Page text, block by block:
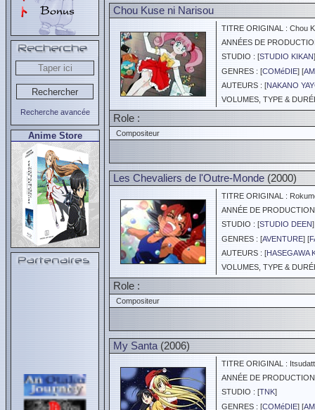
Recherche avancée
Anime Store
Chou Kuse ni Narisou
TITRE ORIGINAL : Chou
ANNÉES DE
STUDIO : [STUDIO KIKAN]
GENRES : [COMéDIE] [
AUTEURS : [NAKANO
VOLUMES, TYPE &
Role :
Compositeur
Les Chevaliers de l'Outre-Monde (2000)
TITRE ORIGINAL :
ANNÉE DE
STUDIO : [STUDIO DEEN]
GENRES : [AVENTURE] [
AUTEURS : [HASEGAWA
VOLUMES, TYPE &
Role :
Compositeur
My Santa (2006)
TITRE ORIGINAL :
ANNÉE DE
STUDIO : [TNK]
GENRES : [COMéDIE] [